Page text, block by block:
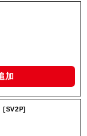
加
[SV2P]